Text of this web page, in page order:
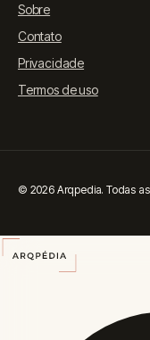
Sobre
Contato
Privacidade
Termos de uso
© 2026 Arqpedia. Todas